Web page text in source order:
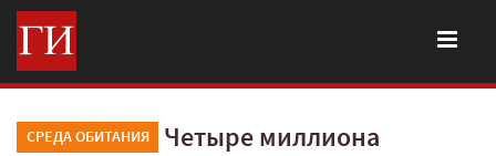
СРЕДА ОБИТАНИЯ
Четыре миллиона